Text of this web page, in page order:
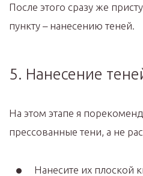
После этого сразу же
пункту – нанесению теней.
5. Нанесение
На этом этапе я
прессованные тени, а не
Нанесите их плоской